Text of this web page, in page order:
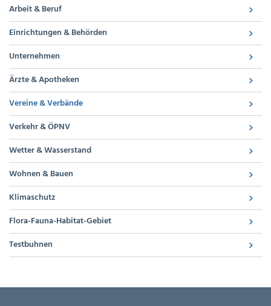
Arbeit & Beruf
Einrichtungen & Behörden
Unternehmen
Ärzte & Apotheken
Vereine & Verbände
Verkehr & ÖPNV
Wetter & Wasserstand
Wohnen & Bauen
Klimaschutz
Flora-Fauna-Habitat-Gebiet
Testbuhnen